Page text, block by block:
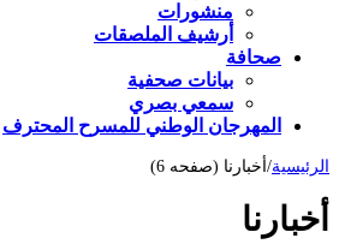
منشورات
أرشيف الملصقات
صحافة
بيانات صحفية
سمعي بصري
المهرجان الوطني للمسرح المحترف
الرئيسية/ أخبارنا (صفحه 6)
أخبارنا